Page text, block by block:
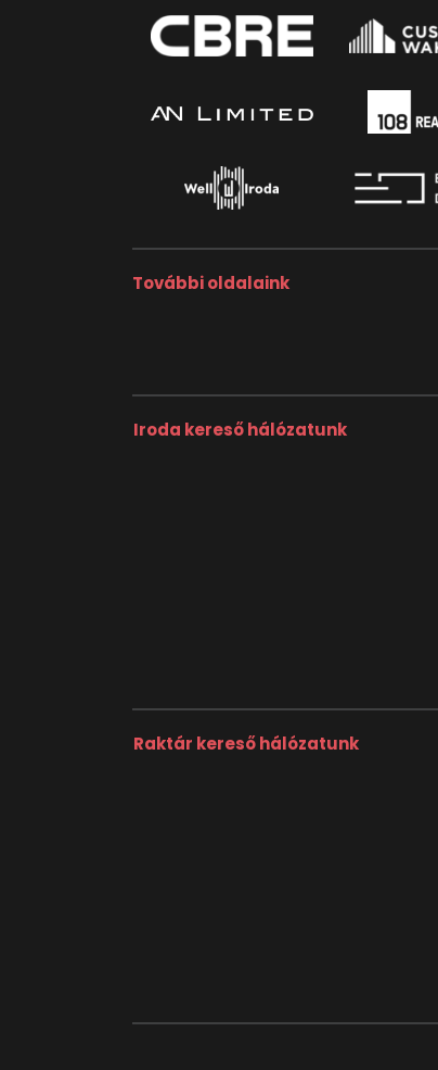
További oldalaink
Iroda kereső hálózatunk
Raktár kereső hálózatunk